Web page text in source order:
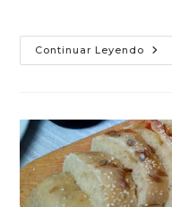
Continuar Leyendo Pan
De